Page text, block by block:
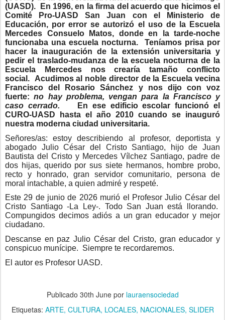
(UASD). En 1996, en la firma del acuerdo que hicimos el
Comité Pro-UASD San Juan con el Ministerio de
Educación, por error se autorizó el uso de la Escuela
Mercedes Consuelo Matos, donde en la tarde-noche
funcionaba una escuela nocturna. Teníamos prisa por
hacer la inauguración de la extensión universitaria y
pedir el traslado-mudanza de la escuela nocturna de la
Escuela Mercedes nos crearía tamaño conflicto
social. Acudimos al noble director de la Escuela vecina
Francisco del Rosario Sánchez y nos dijo con voz
fuerte:no hay problema, vengan para la Francisco y
caso cerrado.
En ese edificio escolar funcionó el
CURO-UASD hasta el año 2010 cuando se inauguró
nuestra moderna ciudad universitaria.
Señores/as: estoy describiendo al profesor, deportista y
abogado Julio César del Cristo Santiago, hijo de Juan
Bautista del Cristo y Mercedes Vílchez Santiago, padre de
dos hijas, querido por sus siete hermanos, hombre probo,
recto y honrado, gran servidor comunitario, persona de
moral intachable, a quien admiré y respeté.
Este 29 de junio de 2026 murió el Profesor Julio César del
Cristo Santiago -La Ley-. Todo San Juan está llorando.
Compungidos decimos adiós a un gran educador y mejor
ciudadano.
Descanse en paz Julio César del Cristo, gran educador y
conspicuo munícipe. Siempre te recordaremos.
El autor es Profesor UASD.
Publicado 30th Junepor lauraensociedad
Etiquetas: ARTE CULTURA LOCALES NACIONALES SLIDER